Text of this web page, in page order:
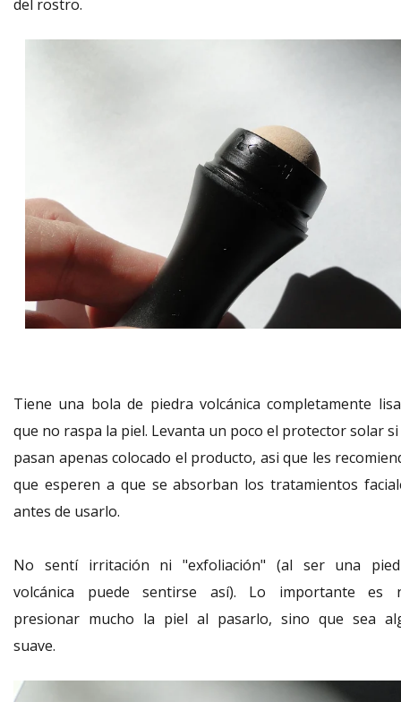
del rostro.
Tiene una bola de piedra volcánica completamente
que no raspa la piel. Levanta un poco el protector solar
pasan apenas colocado el producto, asi que les
que esperen a que se absorban los tratamientos
antes de usarlo.
No sentí irritación ni "exfoliación" (al ser una
volcánica puede sentirse así). Lo importante es
presionar mucho la piel al pasarlo, sino que sea
suave.